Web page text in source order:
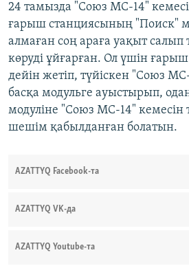
24 тамызда "Союз МС-14"
ғарыш станциясының "Поиск"
алмаған соң араға уақыт салып
көруді ұйғарған. Ол үшін
дейін жетіп, түйіскен "Союз
басқа модульге ауыстырып,
модуліне "Союз МС-14" кемесін
шешім қабылданған болатын.
AZATTYQ Facebook-та
AZATTYQ VK-да
AZATTYQ Youtube-та